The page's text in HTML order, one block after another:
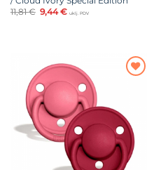
11,81€ Izvorna
cijena
9,44€Trenutna
uklj. PDV